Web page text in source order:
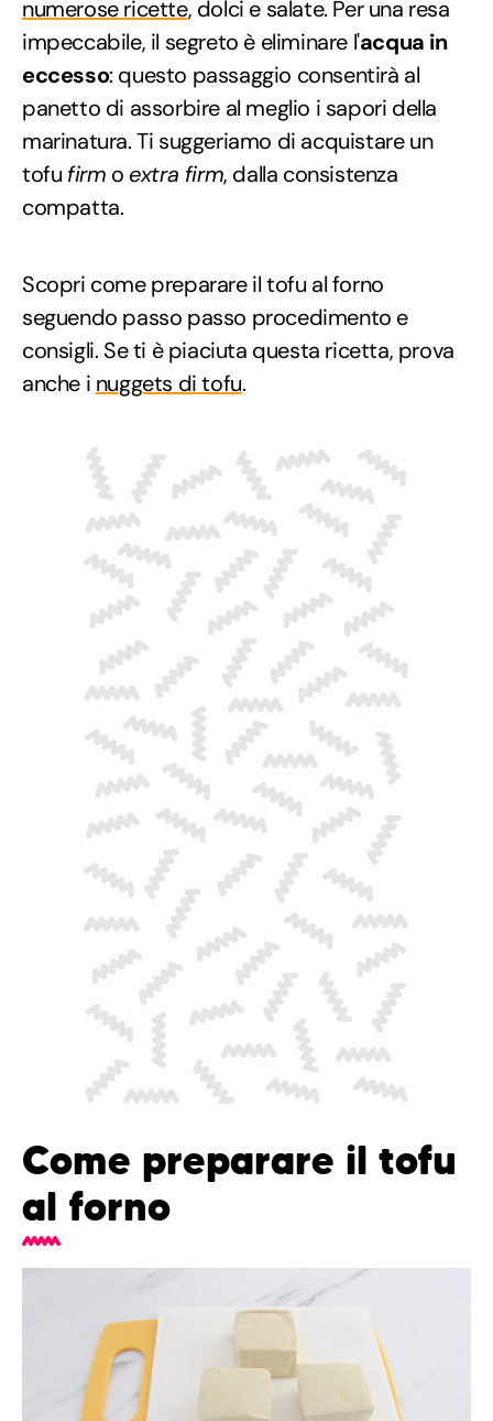
numerose ricette, dolci e salate. Per una resa
impeccabile, il segreto è eliminare l'acqua in
eccesso: questo passaggio consentirà al
panetto di assorbire al meglio i sapori della
marinatura. Ti suggeriamo di acquistare un
tofu firm o extra firm, dalla consistenza
compatta.
Scopri come preparare il tofu al forno
seguendo passo passo procedimento e
consigli. Se ti è piaciuta questa ricetta, prova
anche i nuggets di tofu.
Come preparare il tofu
al forno